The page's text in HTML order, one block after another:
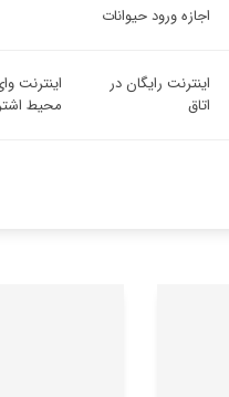
اجازه ورود حیوانات
اینترنت رایگان در
اتاق
اینترنت
محیط